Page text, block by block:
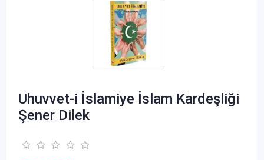
Uhuvvet-i İslamiye İslam Kardeşliği
Şener Dilek